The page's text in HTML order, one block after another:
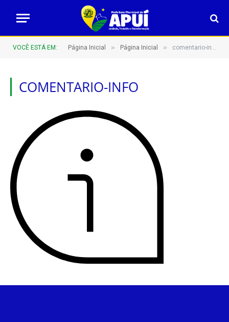
VOCÊ ESTÁ EM: Página Inicial » Página Inicial » comentario-info
COMENTARIO-INFO